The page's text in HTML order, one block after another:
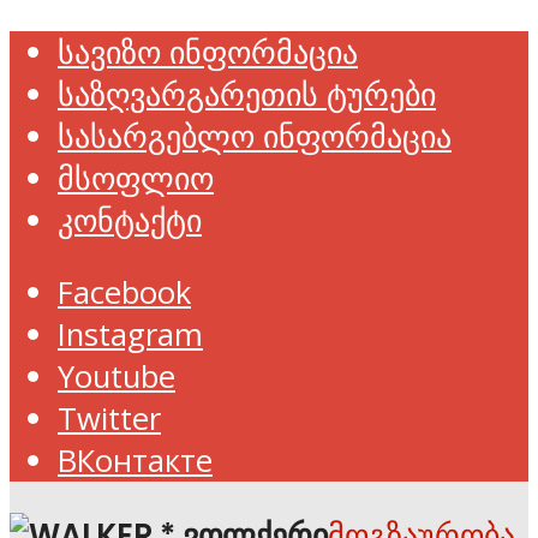
სავიზო ინფორმაცია
საზღვარგარეთის ტურები
სასარგებლო ინფორმაცია
მსოფლიო
კონტაქტი
Facebook
Instagram
Youtube
Twitter
ВКонтакте